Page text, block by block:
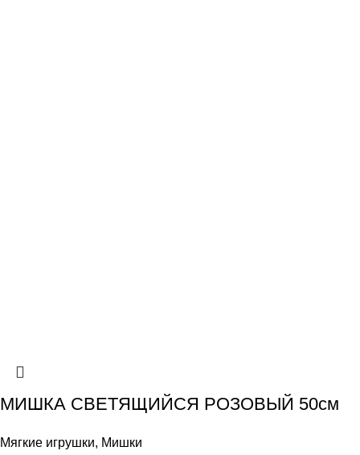
МИШКА СВЕТЯЩИЙСЯ РОЗОВЫЙ 50см
Мягкие игрушки, Мишки